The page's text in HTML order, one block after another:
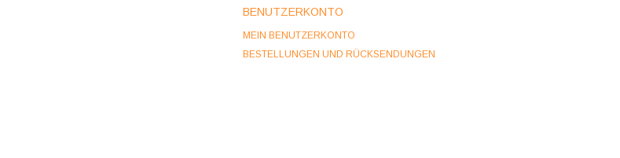
BENUTZERKONTO
MEIN BENUTZERKONTO
BESTELLUNGEN UND RÜCKSENDUNGEN